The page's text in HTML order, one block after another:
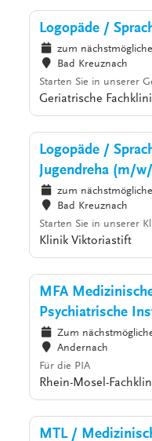
Logopäde /
zum
Bad Kreuznach
Starten Sie in unserer
Geriatrische
Logopäde /
Jugendreha (m/
zum
Bad Kreuznach
Starten Sie in unserer
Klinik Viktoriastift
MFA
Psychiatrische
Zum
Andernach
Für die PIA
Rhein-Mosel-
MTL /